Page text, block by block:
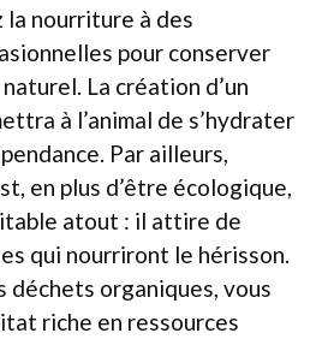
la nourriture à des
pour conserver
La création d’un
à l’animal de s’hydrater
Par ailleurs,
en plus d’être écologique,
atout : il attire de
qui nourriront le hérisson.
déchets organiques, vous
riche en ressources